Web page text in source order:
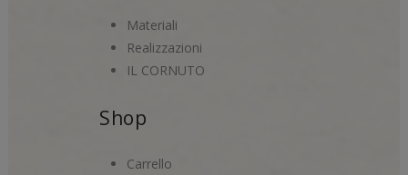
Materiali
Realizzazioni
IL CORNUTO
Shop
Carrello